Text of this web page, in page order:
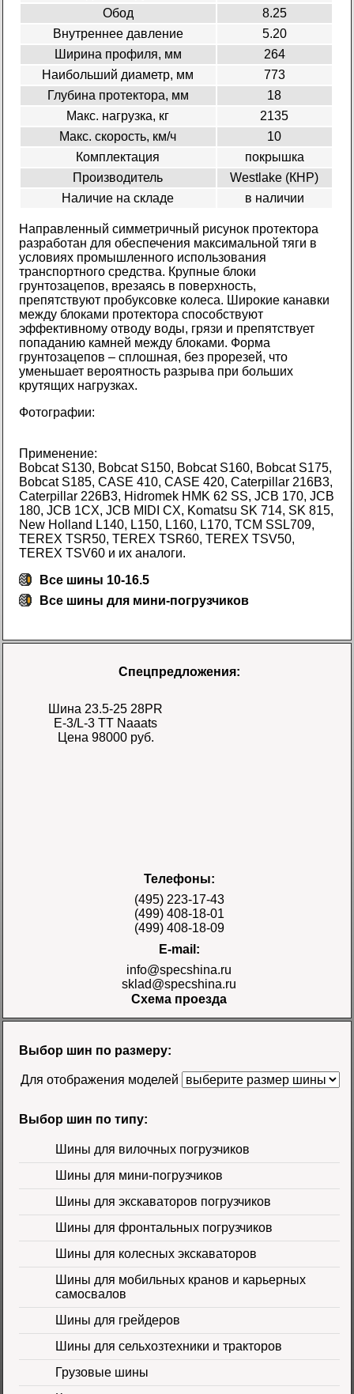
Обод
8.25
Внутреннее давление
5.20
Ширина профиля, мм
264
Наибольший диаметр, мм
773
Глубина протектора, мм
18
Макс. нагрузка, кг
2135
Макс. скорость, км/ч
10
Комплектация
покрышка
Производитель
Westlake (КНР)
Наличие на складе
в наличии
Направленный симметричный рисунок протектора
разработан для обеспечения максимальной тяги в
условиях промышленного использования
транспортного средства. Крупные блоки
грунтозацепов, врезаясь в поверхность,
препятствуют пробуксовке колеса. Широкие канавки
между блоками протектора способствуют
эффективному отводу воды, грязи и препятствует
попаданию камней между блоками. Форма
грунтозацепов – сплошная, без прорезей, что
уменьшает вероятность разрыва при больших
крутящих нагрузках.
Фотографии:
Применение:
Bobcat S130, Bobcat S150, Bobcat S160, Bobcat S175,
Bobcat S185, CASE 410, CASE 420, Caterpillar 216B3,
Caterpillar 226B3, Hidromek HMK 62 SS, JCB 170, JCB
180, JCB 1CX, JCB MIDI CX, Komatsu SK 714, SK 815,
New Holland L140, L150, L160, L170, TCM SSL709,
TEREX TSR50, TEREX TSR60, TEREX TSV50,
TEREX TSV60 и их аналоги.
Все шины 10-16.5
Все шины для мини-погрузчиков
Спецпредложения:
Шина 23.5-25 28PR
E-3/L-3 TT Naaats
Цена 98000 руб.
E-3/L-3 TT Naaats
Цена 48000 руб.
58500 руб.
Шина 16.9-30
14PR TL Galaxy
Цена 60000 руб.
Шина 16.9-24 16PR
IND-80 OzkaЦена
46000 руб.
Телефоны:
(495) 223-17-43
(499) 408-18-01
(499) 408-18-09
E-mail:
info@specshina.ru
sklad@specshina.ru
Схема проезда
Выбор шин по размеру:
Для отображения моделей
Выбор шин по типу:
Шины для вилочных погрузчиков
Шины для мини-погрузчиков
Шины для экскаваторов погрузчиков
Шины для фронтальных погрузчиков
Шины для колесных экскаваторов
Шины для мобильных кранов и карьерных
самосвалов
Шины для грейдеров
Шины для сельхозтехники и тракторов
Грузовые шины